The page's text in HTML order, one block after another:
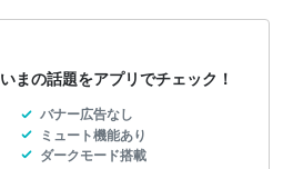
いまの話題をアプリでチェック！
バナー広告なし
ミュート機能あり
ダークモード搭載